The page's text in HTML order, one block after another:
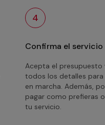
4
Confirma el servicio
Acepta el presupuesto
todos los detalles para
en marcha. Además,
pagar como prefieras
tu servicio.